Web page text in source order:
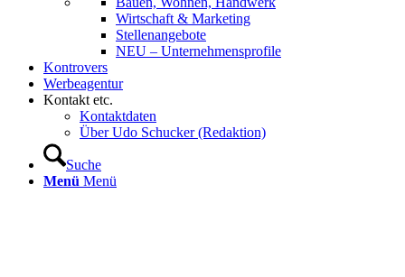
Wirtschaft & Marketing
Stellenangebote
NEU – Unternehmens­profile
Kontrovers
Werbeagentur
Kontakt etc.
Kontaktdaten
Über Udo Schucker (Redaktion)
Suche
Menü Menü